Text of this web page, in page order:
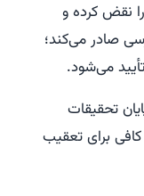
را نقض کرده و
صادر می‌کند؛
می‌شود.
تحقیقات
کافی برای تعقیب